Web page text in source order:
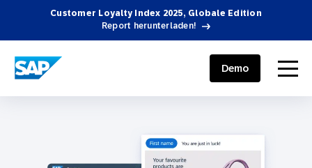
Customer Loyalty Index 2025, Globale Edition
Report herunterladen!
SAP ENGAGEMENT CLOUD menu
Demo